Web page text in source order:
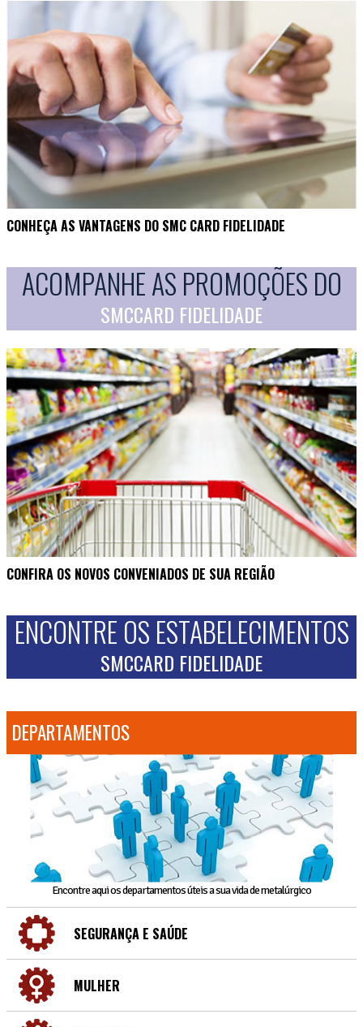
CONHEÇA AS VANTAGENS DO SMC CARD FIDELIDADE
ACOMPANHE AS PROMOÇÕES DO
SMCCARD FIDELIDADE
CONFIRA OS NOVOS CONVENIADOS DE SUA REGIÃO
ENCONTRE OS ESTABELECIMENTOS
SMCCARD FIDELIDADE
DEPARTAMENTOS
Encontre aqui os departamentos úteis a sua vida de metalúrgico
SEGURANÇA E SAÚDE
MULHER